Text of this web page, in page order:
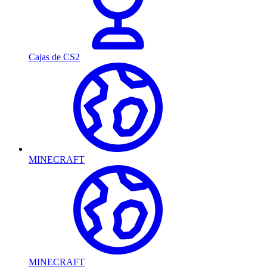
Cajas de CS2
MINECRAFT
MINECRAFT